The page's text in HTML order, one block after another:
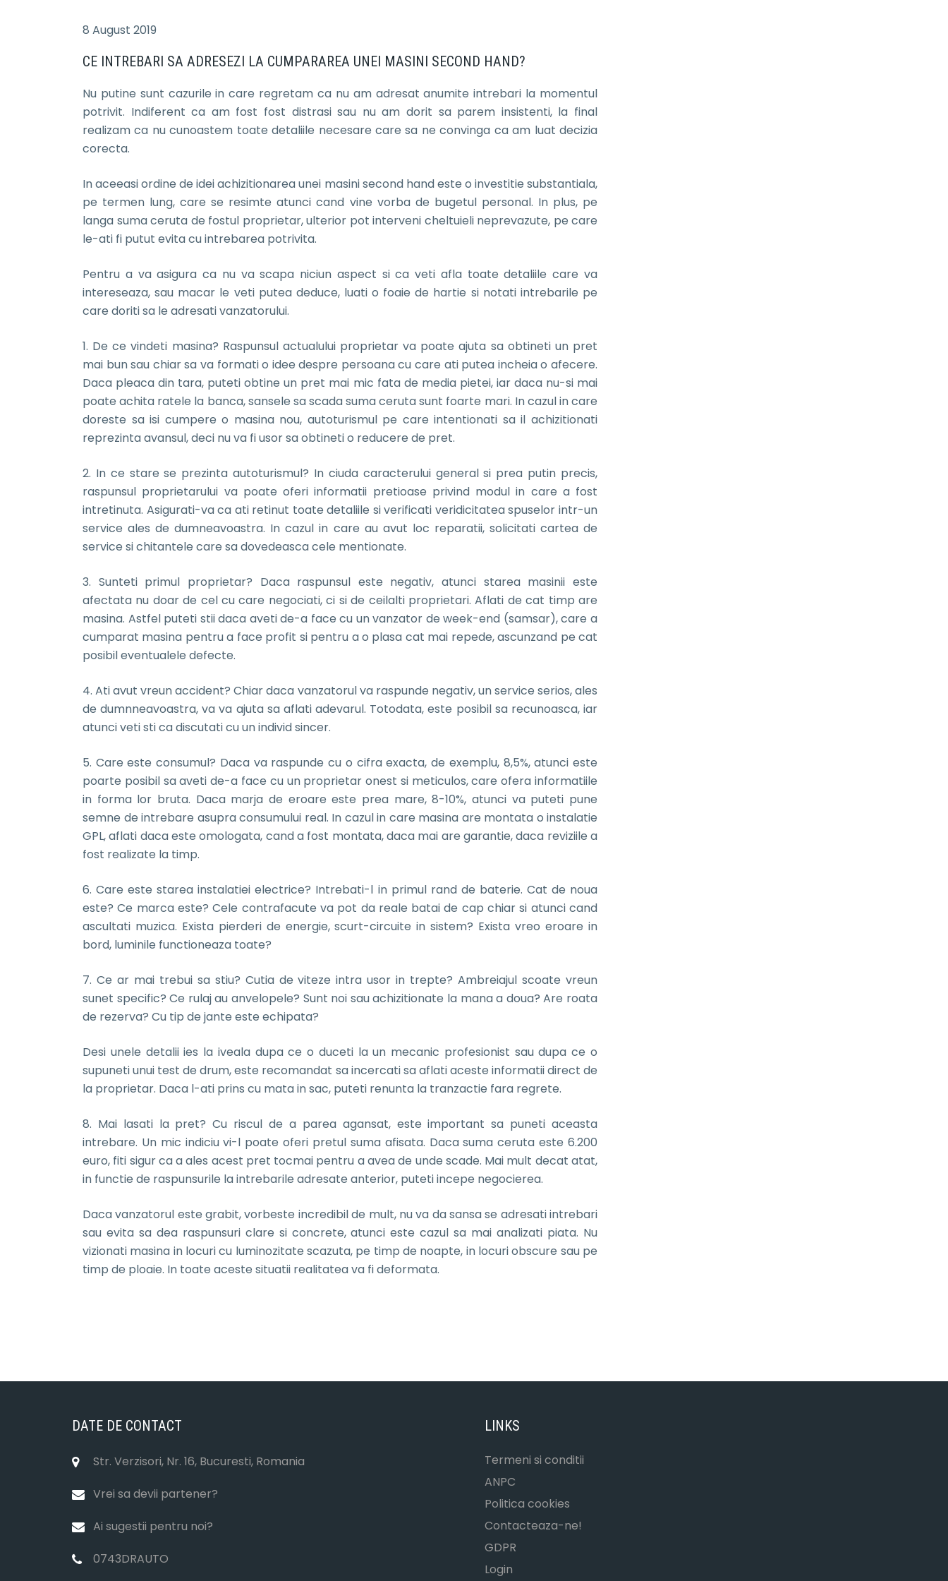
8 August 2019
CE INTREBARI SA ADRESEZI LA CUMPARAREA UNEI MASINI SECOND HAND?
Nu putine sunt cazurile in care regretam ca nu am adresat anumite intrebari la momentul
potrivit. Indiferent ca am fost fost distrasi sau nu am dorit sa parem insistenti, la final
realizam ca nu cunoastem toate detaliile necesare care sa ne convinga ca am luat decizia
corecta.
In aceeasi ordine de idei achizitionarea unei masini second hand este o investitie substantiala,
pe termen lung, care se resimte atunci cand vine vorba de bugetul personal. In plus, pe
langa suma ceruta de fostul proprietar, ulterior pot interveni cheltuieli neprevazute, pe care
le-ati fi putut evita cu intrebarea potrivita.
Pentru a va asigura ca nu va scapa niciun aspect si ca veti afla toate detaliile care va
intereseaza, sau macar le veti putea deduce, luati o foaie de hartie si notati intrebarile pe
care doriti sa le adresati vanzatorului.
1. De ce vindeti masina? Raspunsul actualului proprietar va poate ajuta sa obtineti un pret
mai bun sau chiar sa va formati o idee despre persoana cu care ati putea incheia o afecere.
Daca pleaca din tara, puteti obtine un pret mai mic fata de media pietei, iar daca nu-si mai
poate achita ratele la banca, sansele sa scada suma ceruta sunt foarte mari. In cazul in care
doreste sa isi cumpere o masina nou, autoturismul pe care intentionati sa il achizitionati
reprezinta avansul, deci nu va fi usor sa obtineti o reducere de pret.
2. In ce stare se prezinta autoturismul? In ciuda caracterului general si prea putin precis,
raspunsul proprietarului va poate oferi informatii pretioase privind modul in care a fost
intretinuta. Asigurati-va ca ati retinut toate detaliile si verificati veridicitatea spuselor intr-un
service ales de dumneavoastra. In cazul in care au avut loc reparatii, solicitati cartea de
service si chitantele care sa dovedeasca cele mentionate.
3. Sunteti primul proprietar? Daca raspunsul este negativ, atunci starea masinii este
afectata nu doar de cel cu care negociati, ci si de ceilalti proprietari. Aflati de cat timp are
masina. Astfel puteti stii daca aveti de-a face cu un vanzator de week-end (samsar), care a
cumparat masina pentru a face profit si pentru a o plasa cat mai repede, ascunzand pe cat
posibil eventualele defecte.
4. Ati avut vreun accident? Chiar daca vanzatorul va raspunde negativ, un service serios, ales
de dumnneavoastra, va va ajuta sa aflati adevarul. Totodata, este posibil sa recunoasca, iar
atunci veti sti ca discutati cu un individ sincer.
5. Care este consumul? Daca va raspunde cu o cifra exacta, de exemplu, 8,5%, atunci este
poarte posibil sa aveti de-a face cu un proprietar onest si meticulos, care ofera informatiile
in forma lor bruta. Daca marja de eroare este prea mare, 8-10%, atunci va puteti pune
semne de intrebare asupra consumului real. In cazul in care masina are montata o instalatie
GPL, aflati daca este omologata, cand a fost montata, daca mai are garantie, daca reviziile a
fost realizate la timp.
6. Care este starea instalatiei electrice? Intrebati-l in primul rand de baterie. Cat de noua
este? Ce marca este? Cele contrafacute va pot da reale batai de cap chiar si atunci cand
ascultati muzica. Exista pierderi de energie, scurt-circuite in sistem? Exista vreo eroare in
bord, luminile functioneaza toate?
7. Ce ar mai trebui sa stiu? Cutia de viteze intra usor in trepte? Ambreiajul scoate vreun
sunet specific? Ce rulaj au anvelopele? Sunt noi sau achizitionate la mana a doua? Are roata
de rezerva? Cu tip de jante este echipata?
Desi unele detalii ies la iveala dupa ce o duceti la un mecanic profesionist sau dupa ce o
supuneti unui test de drum, este recomandat sa incercati sa aflati aceste informatii direct de
la proprietar. Daca l-ati prins cu mata in sac, puteti renunta la tranzactie fara regrete.
8. Mai lasati la pret? Cu riscul de a parea agansat, este important sa puneti aceasta
intrebare. Un mic indiciu vi-l poate oferi pretul suma afisata. Daca suma ceruta este 6.200
euro, fiti sigur ca a ales acest pret tocmai pentru a avea de unde scade. Mai mult decat atat,
in functie de raspunsurile la intrebarile adresate anterior, puteti incepe negocierea.
Daca vanzatorul este grabit, vorbeste incredibil de mult, nu va da sansa se adresati intrebari
sau evita sa dea raspunsuri clare si concrete, atunci este cazul sa mai analizati piata. Nu
vizionati masina in locuri cu luminozitate scazuta, pe timp de noapte, in locuri obscure sau pe
timp de ploaie. In toate aceste situatii realitatea va fi deformata.
DATE DE CONTACT
Str. Verzisori, Nr. 16, Bucuresti, Romania
Vrei sa devii partener?
Ai sugestii pentru noi?
0743DRAUTO
LINKS
Termeni si conditii
ANPC
Politica cookies
Contacteaza-ne!
GDPR
Login